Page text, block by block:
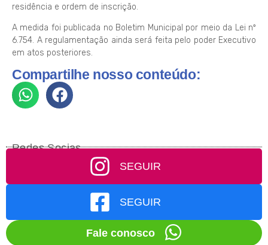
residência e ordem de inscrição.
A medida foi publicada no Boletim Municipal por meio da Lei nº
6.754. A regulamentação ainda será feita pelo poder Executivo
em atos posteriores.
Compartilhe nosso conteúdo:
Redes Socias
SEGUIR
SEGUIR
Fale conosco